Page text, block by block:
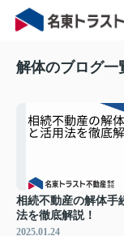
解体のブログ一
相続不動産の解体手
法を徹底解説！
2025.01.24